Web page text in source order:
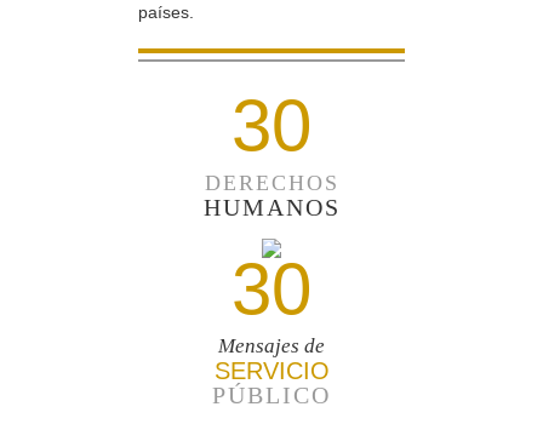
países.
30
DERECHOS
HUMANOS
30
Mensajes de
SERVICIO
PÚBLICO